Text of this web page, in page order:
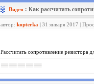
Видео : Как рассчитать
автор: kopterka | 31 января 2017 |
Рассчитать сопротивление резистора